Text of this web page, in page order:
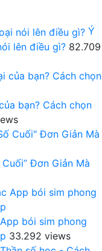
Ý
lên điều gì? 82.709
bạn? Cách chọn
Đơn Giản Mà
bói sim phong
33.292 views